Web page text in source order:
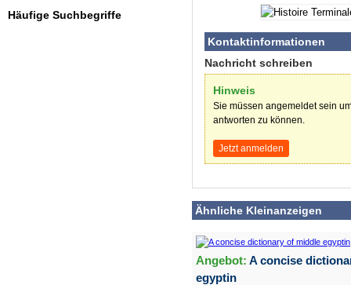
Häufige Suchbegriffe
Kontaktinformationen
Nachricht schreiben
Hinweis
Sie müssen angemeldet sein
antworten zu können.
Jetzt anmelden
Ähnliche Kleinanzeigen
Angebot: A concise
egyptin